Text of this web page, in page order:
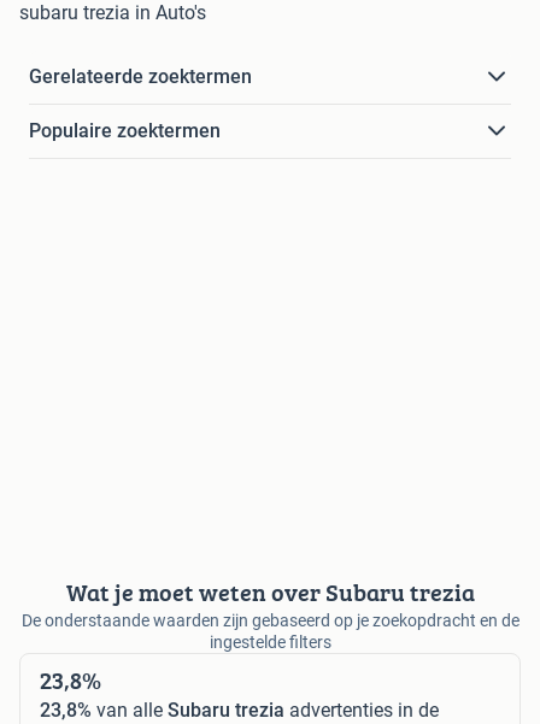
subaru trezia in Auto's
Gerelateerde zoektermen
Populaire zoektermen
Wat je moet weten over Subaru trezia
De onderstaande waarden zijn gebaseerd op je zoekopdracht en de
ingestelde filters
23,8%
23,8% van alle Subaru trezia advertenties in de